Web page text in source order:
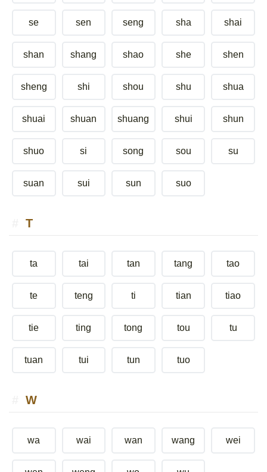
se sen seng sha shai
shan shang shao she shen
sheng shi shou shu shua
shuai shuan shuang shui shun
shuo si song sou su
suan sui sun suo
T
ta tai tan tang tao
te teng ti tian tiao
tie ting tong tou tu
tuan tui tun tuo
W
wa wai wan wang wei